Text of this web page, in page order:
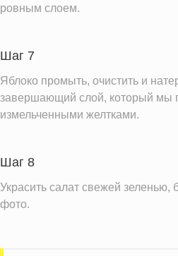
ровным слоем.
Шаг 7
Яблоко промыть, очистить и
завершающий слой, который мы
измельченными желтками.
Шаг 8
Украсить салат свежей зеленью,
фото.